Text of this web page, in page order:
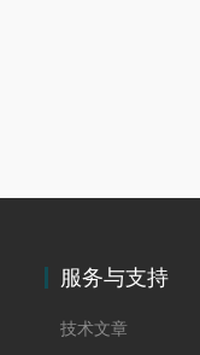
服务与支持
技术文章